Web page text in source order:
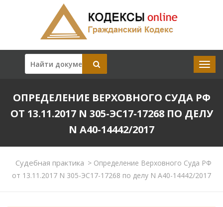
ОПРЕДЕЛЕНИЕ ВЕРХОВНОГО СУДА РФ
ОТ 13.11.2017 N 305-ЭС17-17268 ПО ДЕЛУ
N А40-14442/2017
Судебная практика >Определение Верховного Суда РФ
от 13.11.2017 N 305-ЭС17-17268 по делу N А40-14442/2017